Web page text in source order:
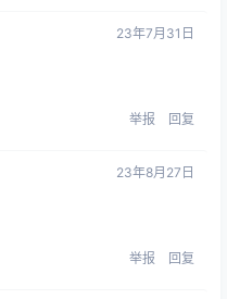
23年7月31日
举报 回复
23年8月27日
举报 回复